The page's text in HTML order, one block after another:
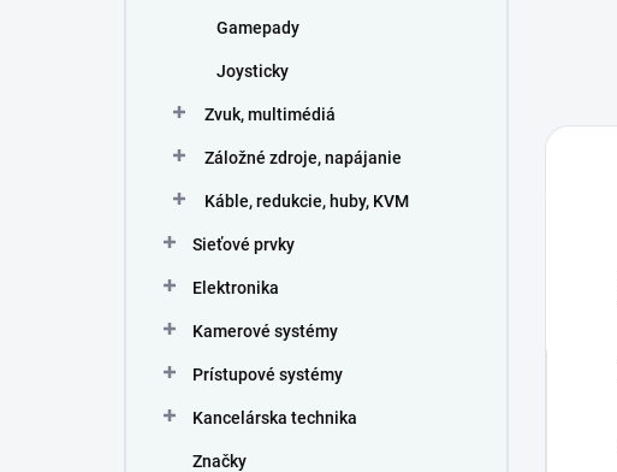
Gamepady
Joysticky
Zvuk, multimédiá
Záložné zdroje, napájanie
Káble, redukcie, huby, KVM
Sieťové prvky
Elektronika
Kamerové systémy
Prístupové systémy
Kancelárska technika
Značky